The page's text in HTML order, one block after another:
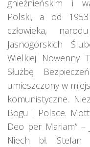
gnieźnieńskim i
Polski, a od 1953
człowieka,
Jasnogórskich
Wielkiej Nowenny
Służbę
umieszczony w
komunistyczne.
Bogu i Polsce.
Deo per Mariam” –
Niech bł. Stefan